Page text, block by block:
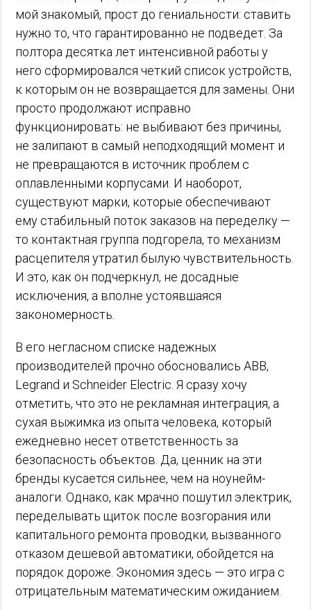
мой знакомый, прост до гениальности: ставить
нужно то, что гарантированно не подведет. За
полтора десятка лет интенсивной работы у
него сформировался четкий список устройств,
к которым он не возвращается для замены. Они
просто продолжают исправно
функционировать: не выбивают без причины,
не залипают в самый неподходящий момент и
не превращаются в источник проблем с
оплавленными корпусами. И наоборот,
существуют марки, которые обеспечивают
ему стабильный поток заказов на переделку —
то контактная группа подгорела, то механизм
расцепителя утратил былую чувствительность.
И это, как он подчеркнул, не досадные
исключения, а вполне устоявшаяся
закономерность.
В его негласном списке надежных
производителей прочно обосновались ABB,
Legrand и Schneider Electric. Я сразу хочу
отметить, что это не рекламная интеграция, а
сухая выжимка из опыта человека, который
ежедневно несет ответственность за
безопасность объектов. Да, ценник на эти
бренды кусается сильнее, чем на ноунейм-
аналоги. Однако, как мрачно пошутил электрик,
переделывать щиток после возгорания или
капитального ремонта проводки, вызванного
отказом дешевой автоматики, обойдется на
порядок дороже. Экономия здесь — это игра с
отрицательным математическим ожиданием.